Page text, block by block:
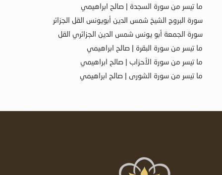
ما تيسر من سورة السجدة | صالح ابراهيمي
سورة البروج الشيخ شمس الدين أبويونس القل الجزائر
سورة الجمعة أبو يونس شمس الدين الجزائري القل
ما تيسر من سورة البقرة | صالح ابراهيمي
ما تيسر من سورة الأحزاب | صالح ابراهيمي
ما تيسر من سورة الشورى | صالح ابراهيمي